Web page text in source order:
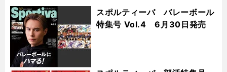
スポルティーバ バレーボール
特集号 Vol.4 6月30日発売